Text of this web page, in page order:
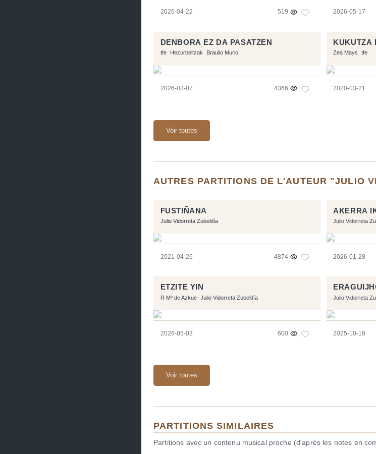
2026-04-22 519 2026-05-17
DENBORA EZ DA PASATZEN
tfe Hezurbeltzak Braulio Murio
2026-03-07 4366
KUKUTZA
Zea Mays tfe
2020-03-21
Voir toutes
AUTRES PARTITIONS DE L'AUTEUR "JULIO
FUSTIÑANA
Julio Vidorreta Zubeldía
2021-04-26 4874
AKERRA
Julio Vidorreta
2026-01-28
ETZITE YIN
R Mª de Azkue Julio Vidorreta Zubeldía
2026-05-03 600
Julio Vidorreta
2025-10-18
Voir toutes
PARTITIONS SIMILAIRES
Partitions avec un contenu musical proche (d'après les notes en